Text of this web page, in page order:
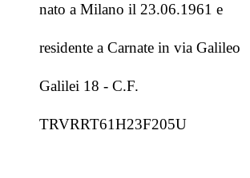
nato a Milano il 23.06.1961 e
residente a Carnate in via Galileo
Galilei 18 - C.F.
TRVRRT61H23F205U